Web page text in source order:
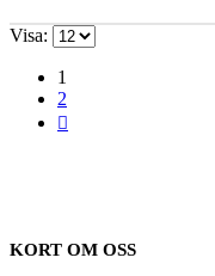
Visa:
1
2
KORT OM OSS